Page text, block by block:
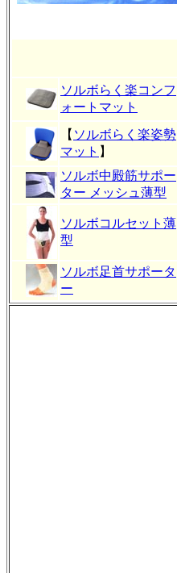
ソルボらく楽コンフ
ォートマット
【 ソルボらく楽姿勢
マット 】
ソルボ中殿筋サポー
ター メッシュ薄型
ソルボコルセット薄
型
ソルボ足首サポータ
ー